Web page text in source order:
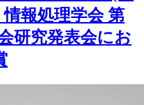
報処理学会 第
研究発表会にお